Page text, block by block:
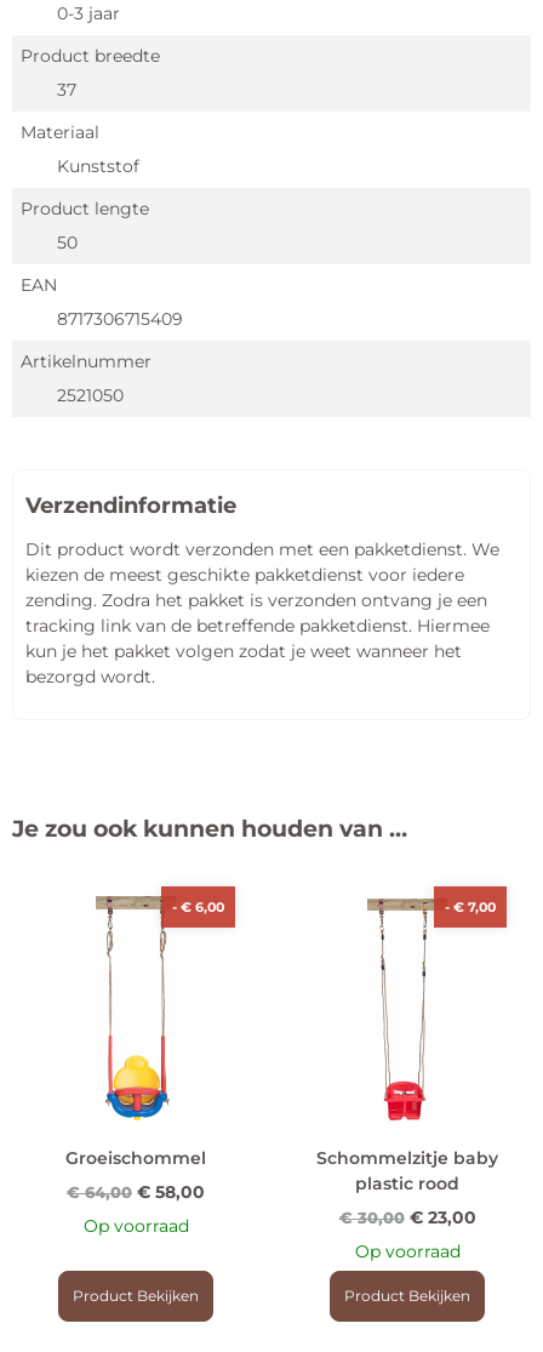
0-3 jaar
Product breedte
37
Materiaal
Kunststof
Product lengte
50
EAN
8717306715409
Artikelnummer
2521050
Verzendinformatie
Dit product wordt verzonden met een pakketdienst. We
kiezen de meest geschikte pakketdienst voor iedere
zending. Zodra het pakket is verzonden ontvang je een
tracking link van de betreffende pakketdienst. Hiermee
kun je het pakket volgen zodat je weet wanneer het
bezorgd wordt.
Je zou ook kunnen houden van …
-€ 6,00
Groeischommel
€64,00 € 58,00
Op voorraad
Product Bekijken
-€ 7,00
Schommelzitje baby
plastic rood
€30,00 €23,00
Op voorraad
Product Bekijken